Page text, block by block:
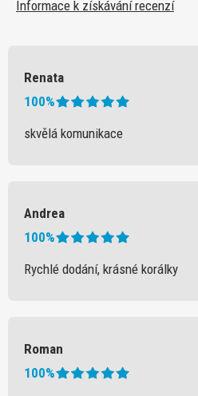
Informace k získávání recenzí
Renata
100%
skvělá komunikace
Andrea
100%
Rychlé dodání, krásné korálky
Roman
100%